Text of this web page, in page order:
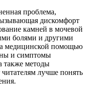
проблема,
дискомфорт
камней в мочевой
болями и другими
медицинской помощью
и симптомы
также методы
лучше понять